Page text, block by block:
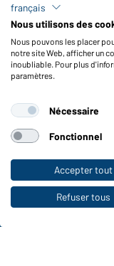
Vers la
FAQ / Manuel d'
Vérifier le stock
Reporting system
Fonctions et entretien
Conseils d'entretien
Tailles
Couleurs
Le choix
français
Nous utilisons des
Nous pouvons les placer
notre site Web, afficher un
inoubliable. Pour plus
paramètres.
Nécessaire
Fonctionnel
Accepter tout
Refuser tous